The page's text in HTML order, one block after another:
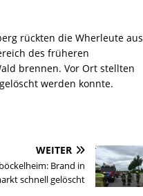
rückten die Wherleute aus
des früheren
brennen. Vor Ort stellten
werden konnte.
WEITER
Brand in
schnell gelöscht